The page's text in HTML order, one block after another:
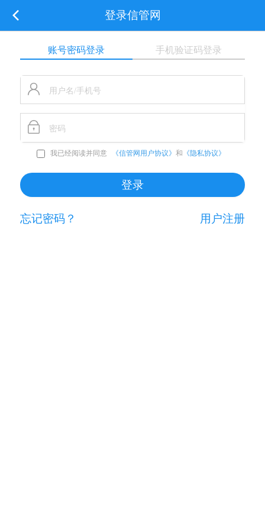
登录信管网
账号密码登录 手机验证码登录
我已经阅读并同意 《信管网用户协议》 和 《隐私协议》
忘记密码？ 用户注册